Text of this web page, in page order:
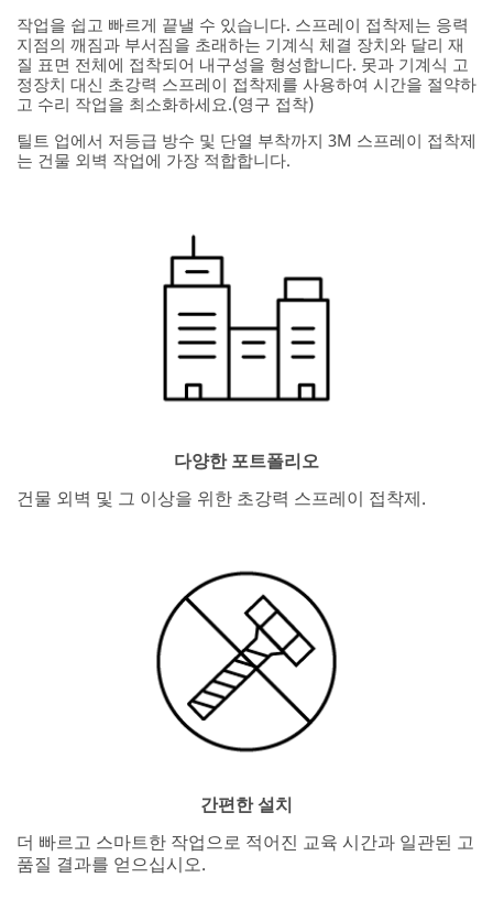
작업을 쉽고 빠르게 끝낼 수 있습니다. 스프레이 접착제는 응력
지점의 깨짐과 부서짐을 초래하는 기계식 체결 장치와 달리 재
질 표면 전체에 접착되어 내구성을 형성합니다. 못과 기계식 고
정장치 대신 초강력 스프레이 접착제를 사용하여 시간을 절약하
고 수리 작업을 최소화하세요.(영구 접착)
틸트 업에서 저등급 방수 및 단열 부착까지 3M 스프레이 접착제
는 건물 외벽 작업에 가장 적합합니다.
다양한 포트폴리오
건물 외벽 및 그 이상을 위한 초강력 스프레이 접착제.
간편한 설치
더 빠르고 스마트한 작업으로 적어진 교육 시간과 일관된 고
품질 결과를 얻으십시오.